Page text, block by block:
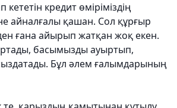
кететін кредит өміріміздің
айналғалы қашан. Сол құрғыр
ғана айырып жатқан жоқ екен.
басымызды ауыртып,
Бұл әлем ғалымдарының